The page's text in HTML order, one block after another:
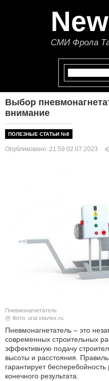
СМИ Фрола
Выбор
внимание
ПОЛЕЗНЫЕ СТАТЬИ №8
Опубликовано: 21:59 02.07.2023
Пневмонагнетатель
@ Фото: ural.stavtex.ru
Пневмонагнетатель – это
современных строительных
эффективную подачу
высоты и расстояния.
гарантирует
конечного результата.